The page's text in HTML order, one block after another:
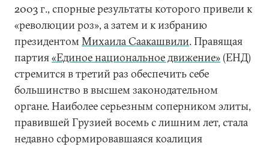
2003 г., спорные результаты которого привели к
«революции роз», а затем и к избранию
президентом Михаила Саакашвили. Правящая
партия«Единое национальное движение»(ЕНД)
стремится в третий раз обеспечить себе
большинство в высшем законодательном
органе. Наиболее серьезным соперником элиты,
правившей Грузией восемь с лишним лет, стала
недавно сформировавшаяся коалиция